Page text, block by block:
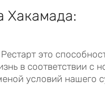
Хакамада:
это
в соответствии с
условий нашего